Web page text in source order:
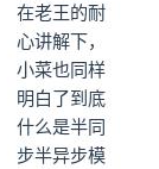
在老王的耐
心讲解下，
小菜也同样
明白了到底
什么是半同
步半异步模